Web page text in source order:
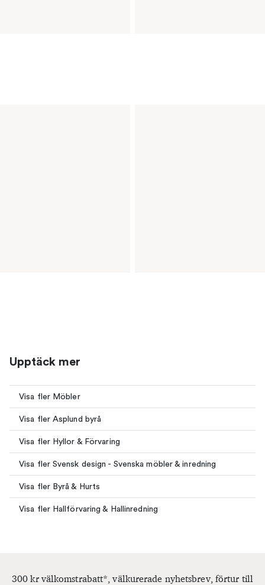
Upptäck mer
Visa fler Möbler
Visa fler Asplund byrå
Visa fler Hyllor & Förvaring
Visa fler Svensk design - Svenska möbler & inredning
Visa fler Byrå & Hurts
Visa fler Hallförvaring & Hallinredning
300 kr välkomstrabatt*, välkurerade nyhetsbrev, förtur till